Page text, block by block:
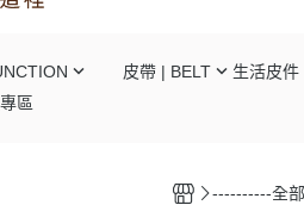
皮帶 | BELT 生活皮件
┕ 工作圍裙
區
----------全